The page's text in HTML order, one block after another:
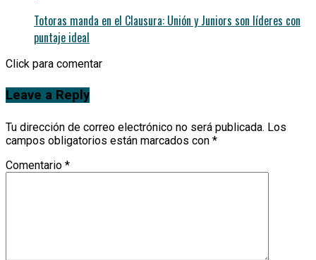
Totoras manda en el Clausura: Unión y Juniors son líderes con
puntaje ideal
Click para comentar
Leave a Reply
Tu dirección de correo electrónico no será publicada. Los
campos obligatorios están marcados con *
Comentario *